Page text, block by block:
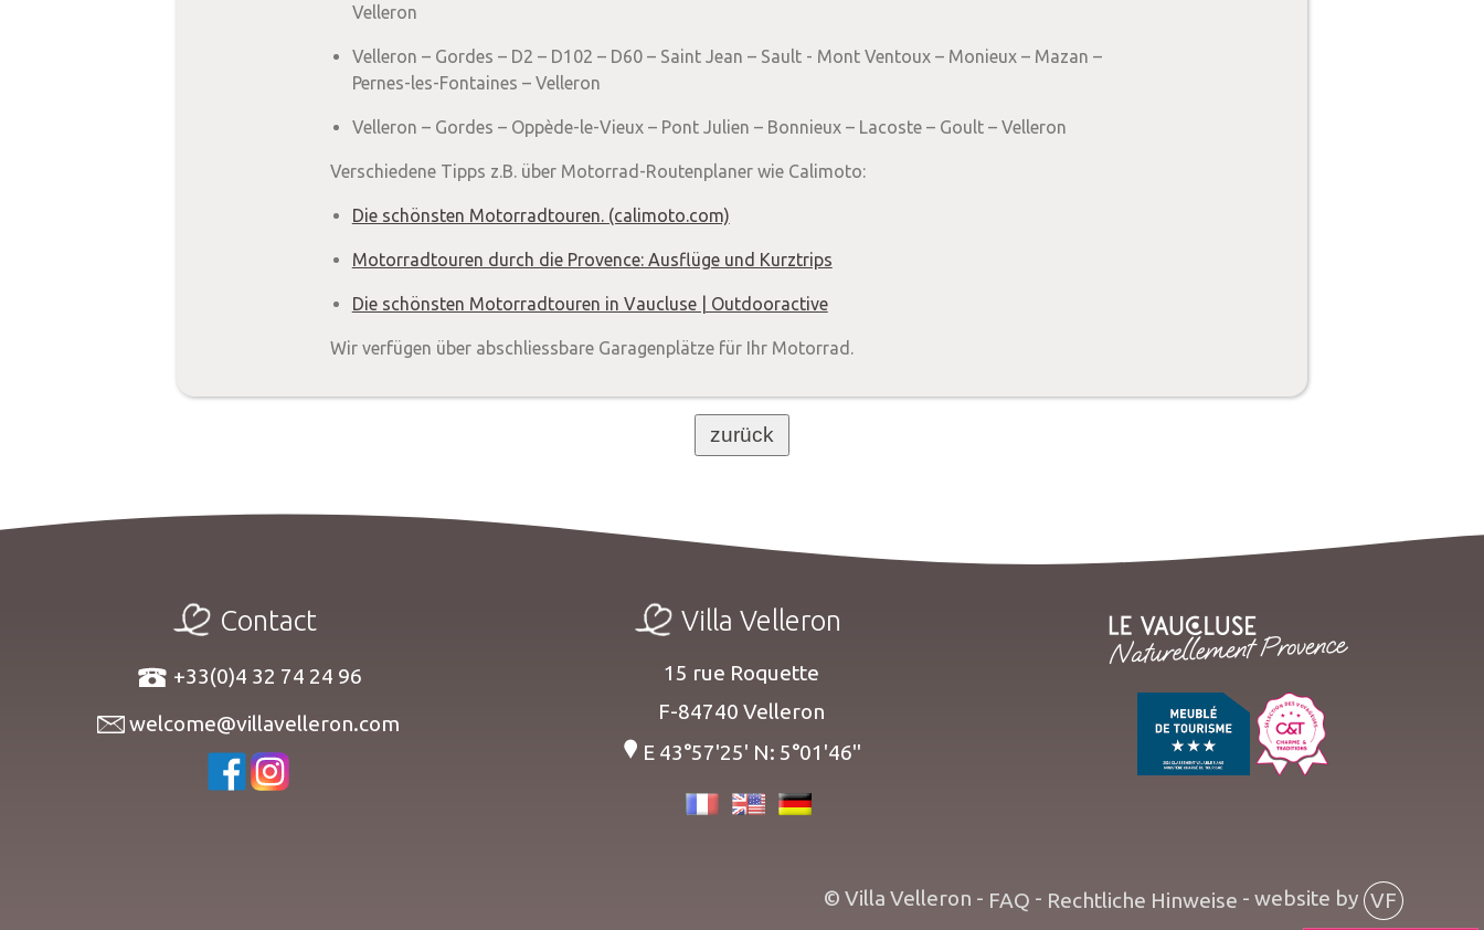
Velleron
Velleron – Gordes – D2 – D102 – D60 – Saint Jean – Sault - Mont Ventoux – Monieux – Mazan –
Pernes-les-Fontaines – Velleron
Velleron – Gordes – Oppède-le-Vieux – Pont Julien – Bonnieux – Lacoste – Goult – Velleron
Verschiedene Tipps z.B. über Motorrad-Routenplaner wie Calimoto:
Die schönsten Motorradtouren. (calimoto.com)
Motorradtouren durch die Provence: Ausflüge und Kurztrips
Die schönsten Motorradtouren in Vaucluse | Outdooractive
Wir verfügen über abschliessbare Garagenplätze für Ihr Motorrad.
zurück
Contact
+33(0)4 32 74 24 96
welcome@villavelleron.com
Villa Velleron
15 rue Roquette
F-84740 Velleron
E 43°57'25' N: 5°01'46''
© Villa Velleron - FAQ - Rechtliche Hinweise - website by VF